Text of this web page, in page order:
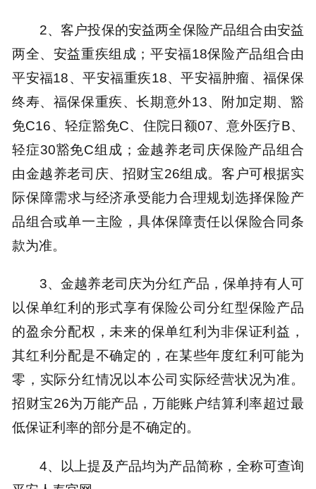
2、客户投保的安益两全保险产品组合由安益
两全、安益重疾组成；平安福18保险产品组合由
平安福18、平安福重疾18、平安福肿瘤、福保保
终寿、福保保重疾、长期意外13、附加定期、豁
免C16、轻症豁免C、住院日额07、意外医疗B、
轻症30豁免C组成；金越养老司庆保险产品组合
由金越养老司庆、招财宝26组成。客户可根据实
际保障需求与经济承受能力合理规划选择保险产
品组合或单一主险，具体保障责任以保险合同条
款为准。
3、金越养老司庆为分红产品，保单持有人可
以保单红利的形式享有保险公司分红型保险产品
的盈余分配权，未来的保单红利为非保证利益，
其红利分配是不确定的，在某些年度红利可能为
零，实际分红情况以本公司实际经营状况为准。
招财宝26为万能产品，万能账户结算利率超过最
低保证利率的部分是不确定的。
4、以上提及产品均为产品简称，全称可查询